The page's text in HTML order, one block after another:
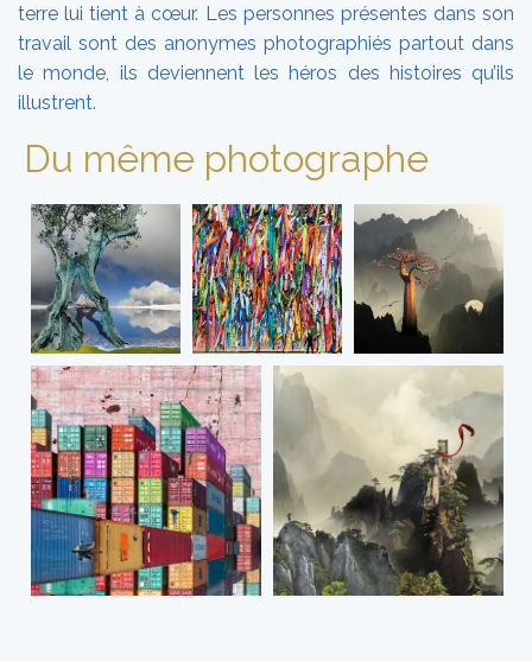
terre lui tient à cœur. Les personnes présentes dans son
travail sont des anonymes photographiés partout dans
le monde, ils deviennent les héros des histoires qu’ils
illustrent.
Du même photographe